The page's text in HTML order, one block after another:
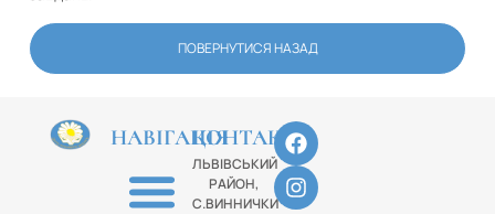
ПОВЕРНУТИСЯ НАЗАД
НАВІГАЦІЯКОНТАКТИ
ЛЬВІВСЬКИЙ
РАЙОН,
С.ВИННИЧКИ